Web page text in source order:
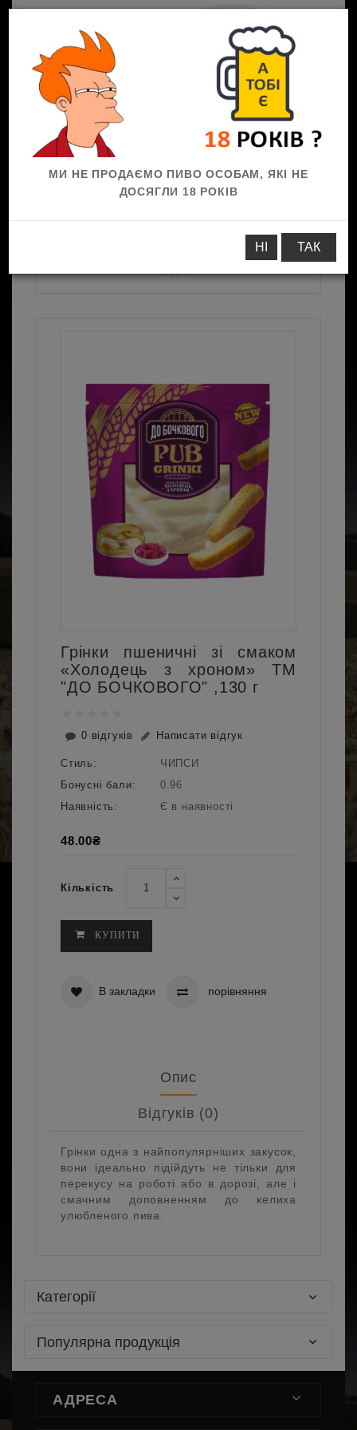
Грінки пшеничні зі смаком
«Холодець з хроном» ТМ "ДО БОЧКОВОГО"
,130 г
Грінки пшеничні зі смаком
«Холодець з хроном» ТМ
"ДО БОЧКОВОГО" ,130 г
0 відгуків Написати відгук
Стиль:
ЧИПСИ
Бонусні бали:
0.96
Наявність:
Є в наявності
48.00₴
Кількість
КУПИТИ
В закладки порівняння
Опис
Відгуків (0)
Грінки одна з найпопулярніших закусок,
вони ідеально підійдуть не тільки для
перекусу на роботі або в дорозі, але і
смачним доповненням до келиха
улюбленого пива.
Категорії
Популярна продукція
АДРЕСА
МИ НЕ ПРОДАЄМО ПИВО ОСОБАМ, ЯКІ НЕ
ДОСЯГЛИ 18 РОКІВ
НІ ТАК